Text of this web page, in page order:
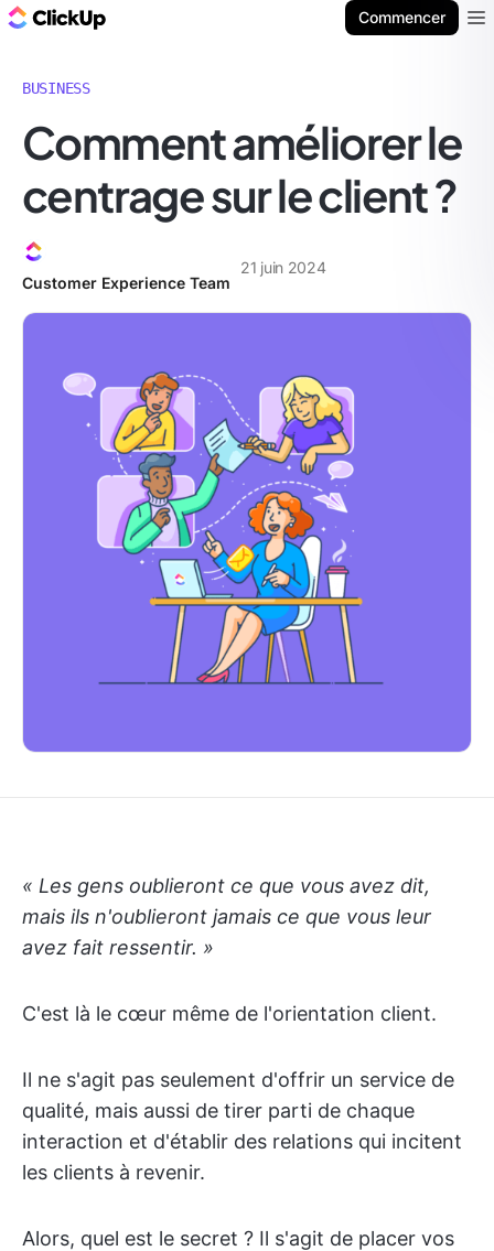
Commencer
BUSINESS
Comment améliorer le
centrage sur le client ?
Customer Experience Team
21 juin 2024
« Les gens oublieront ce que vous avez dit,
mais ils n'oublieront jamais ce que vous leur
avez fait ressentir. »
C'est là le cœur même de l'orientation client.
Il ne s'agit pas seulement d'offrir un service de
qualité, mais aussi de tirer parti de chaque
interaction et d'établir des relations qui incitent
les clients à revenir.
Alors, quel est le secret ? Il s'agit de placer vos